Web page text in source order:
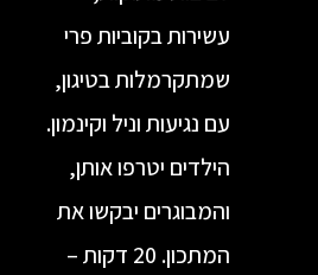
עשירות בקוביות פרי
שמתקרמלות בטיגון,
עם נגיעות וניל וקינמון.
הילדים יטרפו אותן,
והמבוגרים יבקשו את
המתכון. 20 דקות –